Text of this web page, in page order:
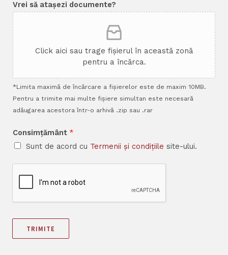
Vrei să atașezi documente?
Click aici sau trage fișierul în această zonă
pentru a încărca.
*Limita maximă de încărcare a fișierelor este de maxim 10MB.
Pentru a trimite mai multe fișiere simultan este necesară
adăugarea acestora într-o arhivă .zip sau .rar
Consimțământ *
Sunt de acord cu Termenii și condițiile site-ului.
TRIMITE